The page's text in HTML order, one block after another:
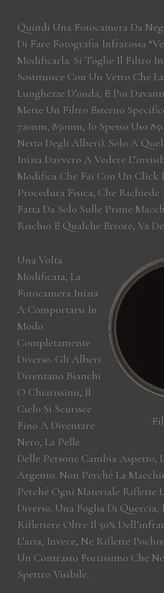
Quindi Una Fotocamera Da
Di Fare Fotografia Infrarossa
Modificarla. Si Toglie Il Filtro
Sostituisce Con Un Vetro Che
Lunghezze D’onda, E Poi
Mette Un Filtro Esterno
720nm, 850nm, Io Spesso Uso
Netto Degli Alberi). Solo A
Inizia Davvero A Vedere
Modifica Che Fai Con Un Click
Procedura Fisica, Che Richiede
Fatta Da Solo Sulle Prime
Rischio E Qualche Errore, Va
Una Volta
Modificata, La
Fotocamera Inizia
A Comportarsi In
Modo
Completamente
Diverso. Gli Alberi
Diventano Bianchi
O Chiarissimi, Il
Cielo Si Scurisce
Fino A Diventare
Nero, La Pelle
Delle Persone Cambia Aspetto,
Argento. Non Perché La
Perché Ogni Materiale Riflette
Diverso. Una Foglia Di Quercia,
Riflettere Oltre Il 50%
L’aria, Invece, Ne Riflette
Un Contrasto Fortissimo Che
Spettro Visibile.